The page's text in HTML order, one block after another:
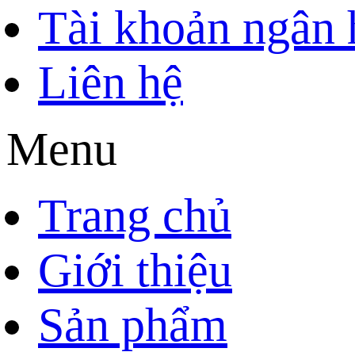
Tài khoản ngân
Liên hệ
Menu
Trang chủ
Giới thiệu
Sản phẩm